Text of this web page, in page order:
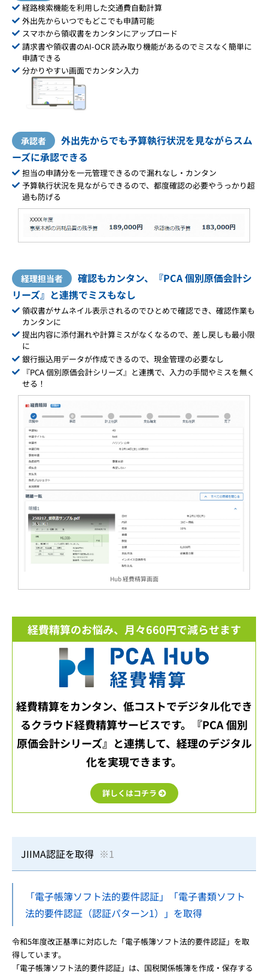
経路検索機能を利用した交通費自動計算
外出先からいつでもどこでも申請可能
スマホから領収書をカンタンにアップロード
請求書や領収書のAI-OCR 読み取り機能があるのでミスなく簡単に
申請できる
分かりやすい画面でカンタン入力
承認者
外出先からでも予算執行状況を見ながらスム
ーズに承認できる
担当の申請分を一元管理できるので漏れなし・カンタン
予算執行状況を見ながらできるので、都度確認の必要やうっかり超
過も防げる
経理担当者
確認もカンタン、『PCA 個別原価会計シ
リーズ』と連携でミスもなし
領収書がサムネイル表示されるのでひとめで確認でき、確認作業も
カンタンに
提出内容に添付漏れや計算ミスがなくなるので、差し戻しも最小限
に
銀行振込用データが作成できるので、現金管理の必要なし
『PCA 個別原価会計シリーズ』と連携で、入力の手間やミスを無く
せる！
Hub 経費精算画面
経費精算のお悩み、月々660円で減らせます
経費精算をカンタン、低コストでデジタル化でき
るクラウド経費精算サービスです。
『PCA 個別
原価会計シリーズ』と連携して、経理のデジタル
化を実現できます。
詳しくはコチラ
JIIMA認証を取得 ※1
「電子帳簿ソフト法的要件認証」「電子書類ソフト
法的要件認証（認証パターン1）」を取得
令和5年度改正基準に対応した「電子帳簿ソフト法的要件認証」を取
得しています。
「電子帳簿ソフト法的要件認証」は、国税関係帳簿を作成・保存する